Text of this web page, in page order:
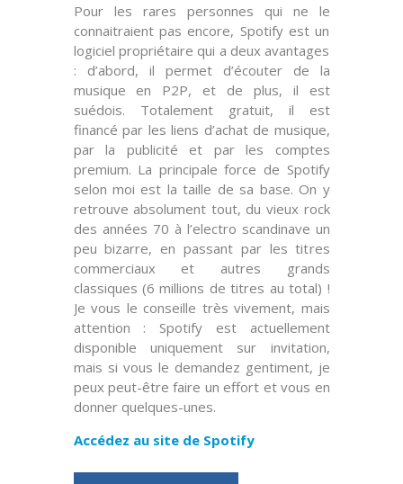
Pour les rares personnes qui ne le
connaitraient pas encore, Spotify est un
logiciel propriétaire qui a deux avantages
: d’abord, il permet d’écouter de la
musique en P2P, et de plus, il est
suédois. Totalement gratuit, il est
financé par les liens d’achat de musique,
par la publicité et par les comptes
premium. La principale force de Spotify
selon moi est la taille de sa base. On y
retrouve absolument tout, du vieux rock
des années 70 à l’electro scandinave un
peu bizarre, en passant par les titres
commerciaux et autres grands
classiques (6 millions de titres au total) !
Je vous le conseille très vivement, mais
attention : Spotify est actuellement
disponible uniquement sur invitation,
mais si vous le demandez gentiment, je
peux peut-être faire un effort et vous en
donner quelques-unes.
Accédez au site de Spotify